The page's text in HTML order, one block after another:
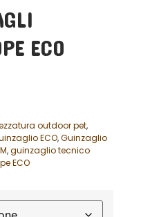
ECO
outdoor pet,
ECO,Guinzaglio
,guinzaglio tecnico
ECO